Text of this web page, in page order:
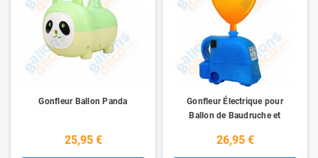
Gonfleur Ballon Panda
25,95 €
Gonfleur Électrique pour
Ballon de Baudruche et
26,95 €